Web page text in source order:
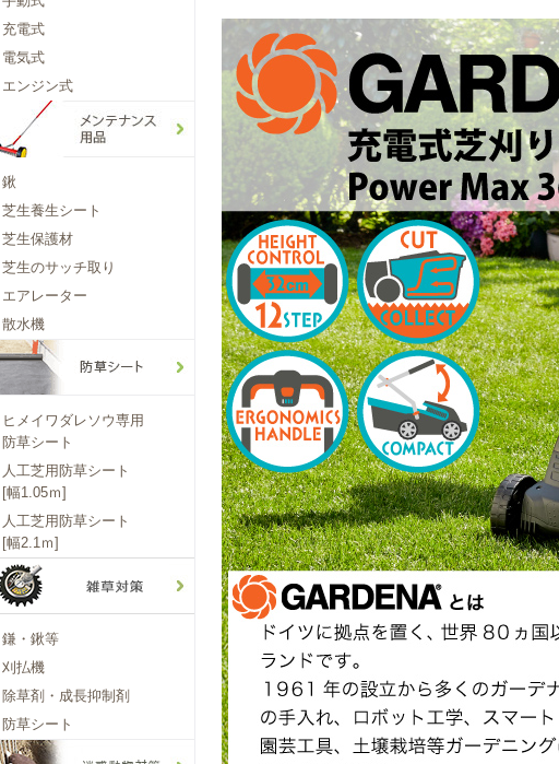
充電式
電気式
エンジン式
鍬
芝生養生シート
芝生保護材
芝生のサッチ取り
エアレーター
散水機
ヒメイワダレソウ専用
防草シート
人工芝用防草シート
[幅1.05ｍ]
人工芝用防草シート
[幅2.1ｍ]
鎌・鍬等
刈払機
除草剤・成長抑制剤
防草シート